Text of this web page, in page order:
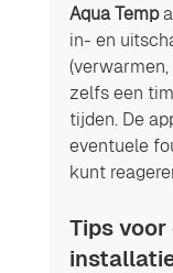
Aqua Temp
in- en
zelfs een
tijden. De
eventuele
kunt
Tips